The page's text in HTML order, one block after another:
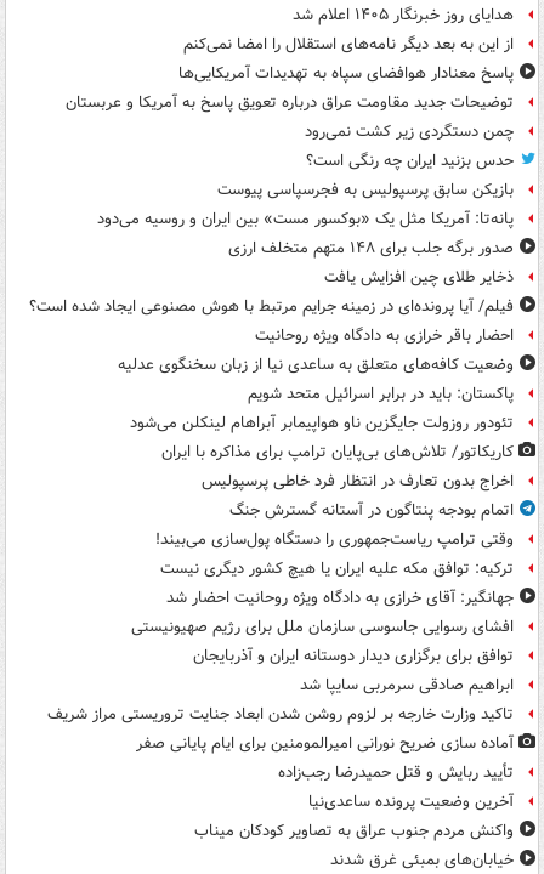
هدایای روز خبرنگار ۱۴۰۵ اعلام شد
از این به بعد دیگر نامه‌های استقلال را امضا نمی‌کنم
پاسخ معنادار هوافضای سپاه به تهدیدات آمریکایی‌ها
توضیحات جدید مقاومت عراق درباره تعویق پاسخ به آمریکا و عربستان
چمن دستگردی زیر کشت نمی‌رود
حدس بزنید ایران چه رنگی است؟
بازیکن سابق پرسپولیس به فجرسپاسی پیوست
پانه‌تا: آمریکا مثل یک «بوکسور مست» بین ایران و روسیه می‌دود
صدور برگه جلب برای ۱۴۸ متهم متخلف ارزی
ذخایر طلای چین افزایش یافت
فیلم/ آیا پرونده‌ای در زمینه جرایم مرتبط با هوش مصنوعی ایجاد شده است؟
احضار باقر خرازی به دادگاه ویژه روحانیت
وضعیت کافه‌های متعلق به ساعدی نیا از زبان سخنگوی عدلیه
پاکستان: باید در برابر اسرائیل متحد شویم
تئودور روزولت جایگزین ناو هواپیمابر آبراهام لینکلن می‌شود
کاریکاتور/ تلاش‌های بی‌پایان ترامپ برای مذاکره با ایران
اخراج بدون تعارف در انتظار فرد خاطی پرسپولیس
اتمام بودجه پنتاگون در آستانه گسترش جنگ
وقتی ترامپ ریاست‌جمهوری را دستگاه پول‌سازی می‌بیند!
ترکیه: توافق مکه علیه ایران یا هیچ کشور دیگری نیست
جهانگیر: آقای خرازی به دادگاه ویژه روحانیت احضار شد
افشای رسوایی جاسوسی سازمان ملل برای رژیم صهیونیستی
توافق برای برگزاری دیدار دوستانه ایران و آذربایجان
ابراهیم صادقی سرمربی سایپا شد
تاکید وزارت خارجه بر لزوم روشن شدن ابعاد جنایت تروریستی مراز شریف
آماده سازی ضریح نورانی امیرالمومنین برای ایام پایانی صفر
تأیید ربایش و قتل حمیدرضا رجب‌زاده
آخرین وضعیت پرونده ساعدی‌نیا
واکنش مردم جنوب عراق به تصاویر کودکان میناب
خیابان‌های بمبئی غرق شدند